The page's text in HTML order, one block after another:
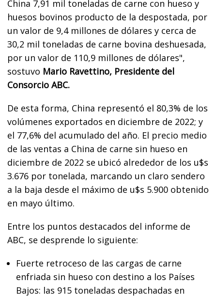
China 7,91 mil toneladas de carne con hueso y
huesos bovinos producto de la despostada, por
un valor de 9,4 millones de dólares y cerca de
30,2 mil toneladas de carne bovina deshuesada,
por un valor de 110,9 millones de dólares",
sostuvo Mario Ravettino, Presidente del
Consorcio ABC.
De esta forma, China representó el 80,3% de los
volúmenes exportados en diciembre de 2022; y
el 77,6% del acumulado del año. El precio medio
de las ventas a China de carne sin hueso en
diciembre de 2022 se ubicó alrededor de los u$s
3.676 por tonelada, marcando un claro sendero
a la baja desde el máximo de u$s 5.900 obtenido
en mayo último.
Entre los puntos destacados del informe de
ABC, se desprende lo siguiente:
Fuerte retroceso de las cargas de carne
enfriada sin hueso con destino a los Países
Bajos: las 915 toneladas despachadas en